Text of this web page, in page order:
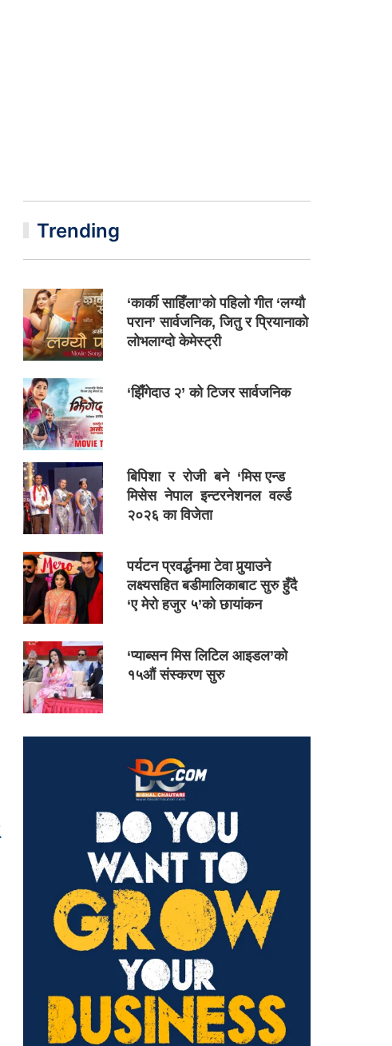
Trending
‘कार्की साहिँला’को पहिलो गीत ‘लग्यौ
परान’ सार्वजनिक, जितु र प्रियानाको
लोभलाग्दो केमेस्ट्री
‘झिँगेदाउ २’ को टिजर सार्वजनिक
बिपिशा र रोजी बने ‘मिस एन्ड
मिसेस नेपाल इन्टरनेशनल वर्ल्ड
२०२६ का विजेता
पर्यटन प्रवर्द्धनमा टेवा पुर्‍याउने
लक्ष्यसहित बडीमालिकाबाट सुरु हुँदै
‘ए मेरो हजुर ५’को छायांकन
‘प्याब्सन मिस लिटिल आइडल’को
१५औं संस्करण सुरु